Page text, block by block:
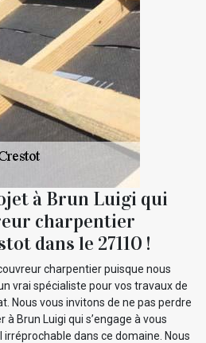
à Brun Luigi qui
charpentier
dans le 27110 !
charpentier puisque nous
vrai spécialiste pour vos travaux de
Nous vous invitons de ne pas perdre
Brun Luigi qui s’engage à vous
dans ce domaine. Nous